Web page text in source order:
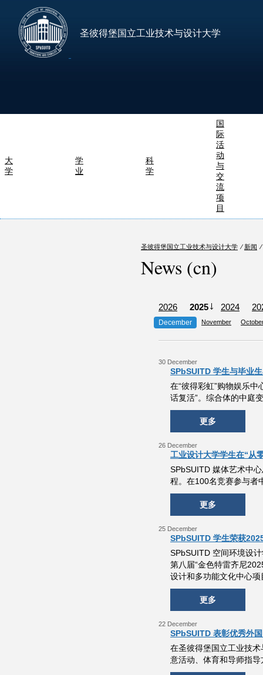
圣彼得堡国立工业技术与设计大学
大
学
学
业
科
学
国
际
活
动
与
交
流
项
目
圣彼得堡国立工业技术与设计大学 ⁄ 新闻 ⁄
News (cn)
2026 2025 2024
December November
30 December
SPbSUITD 学生与毕业
在“彼得彩虹”购物娱乐
话复活”。综合体的中庭
更多
26 December
工业设计大学学生在“从
SPbSUITD 媒体艺术中
程。在100名竞赛参与者
更多
25 December
SPbSUITD 学生荣获
SPbSUITD 空间环境设
第八届“金色特雷齐尼
设计和多功能文化中心项
更多
22 December
SPbSUITD 表彰优秀外
在圣彼得堡国立工业技
意活动、体育和导师指